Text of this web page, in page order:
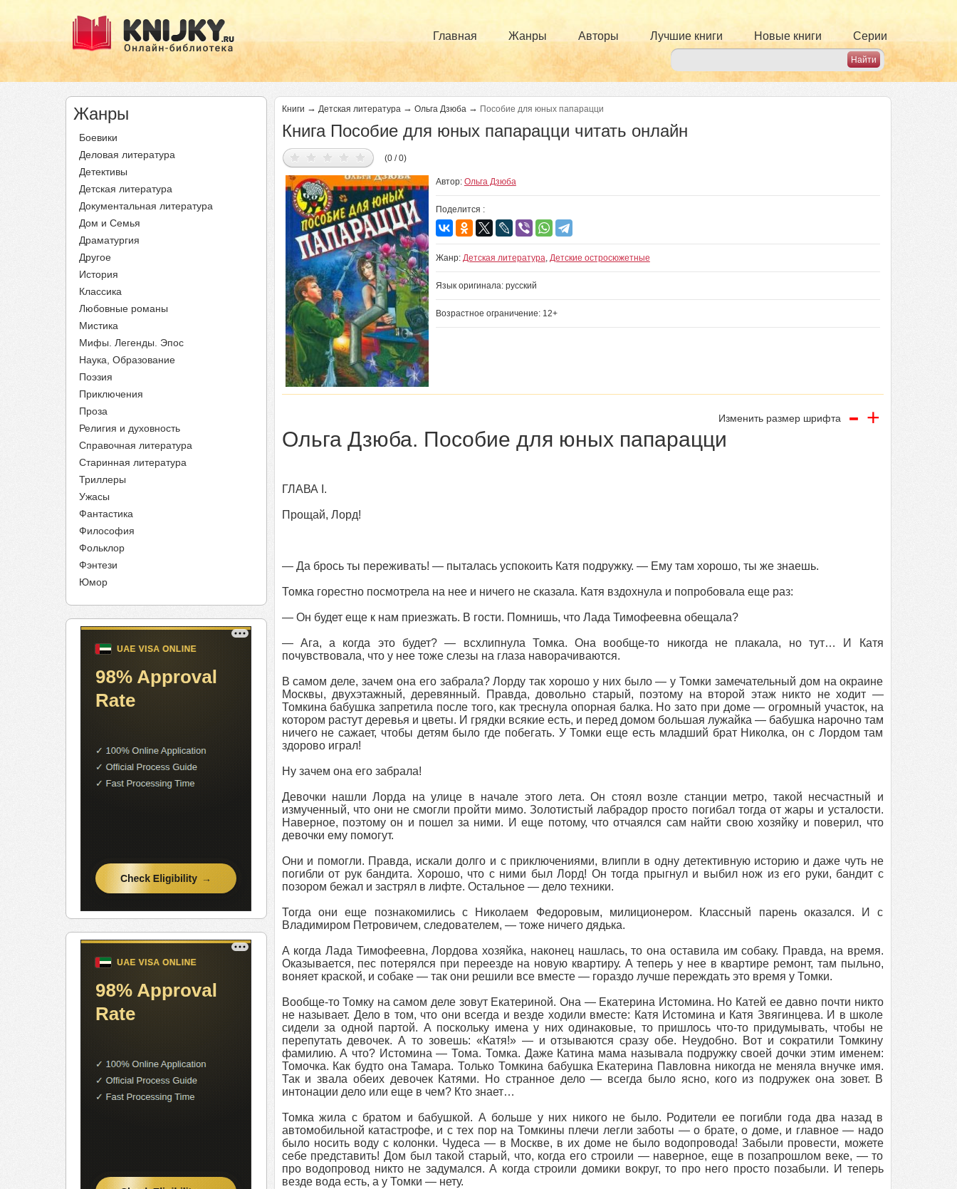
Главная Жанры Авторы Лучшие книги Новые книги Серии
Жанры
Боевики
Деловая литература
Детективы
Детская литература
Документальная литература
Дом и Семья
Драматургия
Другое
История
Классика
Любовные романы
Мистика
Мифы. Легенды. Эпос
Наука, Образование
Поэзия
Приключения
Проза
Религия и духовность
Справочная литература
Старинная литература
Триллеры
Ужасы
Фантастика
Философия
Фольклор
Фэнтези
Юмор
Книги → Детская литература → Ольга Дзюба → Пособие для юных папарацци
Книга Пособие для юных папарацци читать онлайн
(0 / 0)
Автор: Ольга Дзюба
Поделится :
Жанр: Детская литература, Детские остросюжетные
Язык оригинала: русский
Возрастное ограничение: 12+
Изменить размер шрифта - +
Ольга Дзюба. Пособие для юных папарацци
ГЛАВА I.
Прощай, Лорд!
— Да брось ты переживать! — пыталась успокоить Катя подружку. — Ему там хорошо, ты же знаешь.
Томка горестно посмотрела на нее и ничего не сказала. Катя вздохнула и попробовала еще раз:
— Он будет еще к нам приезжать. В гости. Помнишь, что Лада Тимофеевна обещала?
— Ага, а когда это будет? — всхлипнула Томка. Она вообще-то никогда не плакала, но тут… И Катя
почувствовала, что у нее тоже слезы на глаза наворачиваются.
В самом деле, зачем она его забрала? Лорду так хорошо у них было — у Томки замечательный дом на окраине
Москвы, двухэтажный, деревянный. Правда, довольно старый, поэтому на второй этаж никто не ходит —
Томкина бабушка запретила после того, как треснула опорная балка. Но зато при доме — огромный участок, на
котором растут деревья и цветы. И грядки всякие есть, и перед домом большая лужайка — бабушка нарочно там
ничего не сажает, чтобы детям было где побегать. У Томки еще есть младший брат Николка, он с Лордом там
здорово играл!
Ну зачем она его забрала!
Девочки нашли Лорда на улице в начале этого лета. Он стоял возле станции метро, такой несчастный и
измученный, что они не смогли пройти мимо. Золотистый лабрадор просто погибал тогда от жары и усталости.
Наверное, поэтому он и пошел за ними. И еще потому, что отчаялся сам найти свою хозяйку и поверил, что
девочки ему помогут.
Они и помогли. Правда, искали долго и с приключениями, влипли в одну детективную историю и даже чуть не
погибли от рук бандита. Хорошо, что с ними был Лорд! Он тогда прыгнул и выбил нож из его руки, бандит с
позором бежал и застрял в лифте. Остальное — дело техники.
Тогда они еще познакомились с Николаем Федоровым, милиционером. Классный парень оказался. И с
Владимиром Петровичем, следователем, — тоже ничего дядька.
А когда Лада Тимофеевна, Лордова хозяйка, наконец нашлась, то она оставила им собаку. Правда, на время.
Оказывается, пес потерялся при переезде на новую квартиру. А теперь у нее в квартире ремонт, там пыльно,
воняет краской, и собаке — так они решили все вместе — гораздо лучше переждать это время у Томки.
Вообще-то Томку на самом деле зовут Екатериной. Она — Екатерина Истомина. Но Катей ее давно почти никто
не называет. Дело в том, что они всегда и везде ходили вместе: Катя Истомина и Катя Звягинцева. И в школе
сидели за одной партой. А поскольку имена у них одинаковые, то пришлось что-то придумывать, чтобы не
перепутать девочек. А то зовешь: «Катя!» — и отзываются сразу обе. Неудобно. Вот и сократили Томкину
фамилию. А что? Истомина — Тома. Томка. Даже Катина мама называла подружку своей дочки этим именем:
Томочка. Как будто она Тамара. Только Томкина бабушка Екатерина Павловна никогда не меняла внучке имя.
Так и звала обеих девочек Катями. Но странное дело — всегда было ясно, кого из подружек она зовет. В
интонации дело или еще в чем? Кто знает…
Томка жила с братом и бабушкой. А больше у них никого не было. Родители ее погибли года два назад в
автомобильной катастрофе, и с тех пор на Томкины плечи легли заботы — о брате, о доме, и главное — надо
было носить воду с колонки. Чудеса — в Москве, в их доме не было водопровода! Забыли провести, можете
себе представить! Дом был такой старый, что, когда его строили — наверное, еще в позапрошлом веке, — то
про водопровод никто не задумался. А когда строили домики вокруг, то про него просто позабыли. И теперь
везде вода есть, а у Томки — нету.